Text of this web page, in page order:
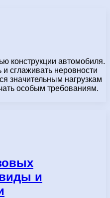
конструкции автомобиля.
сглаживать неровности
значительным нагрузкам
особым требованиям.
и